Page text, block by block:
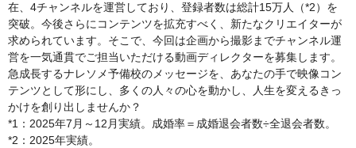
在、4チャンネルを運営しており、登録者数は総計15万人（*2）を
突破。今後さらにコンテンツを拡充すべく、新たなクリエイターが
求められています。そこで、今回は企画から撮影までチャンネル運
営を一気通貫でご担当いただける動画ディレクターを募集します。
急成長するナレソメ予備校のメッセージを、あなたの手で映像コン
テンツとして形にし、多くの人々の心を動かし、人生を変えるきっ
かけを創り出しませんか？
*1：2025年7月～12月実績。成婚率＝成婚退会者数÷全退会者数。
*2：2025年実績。